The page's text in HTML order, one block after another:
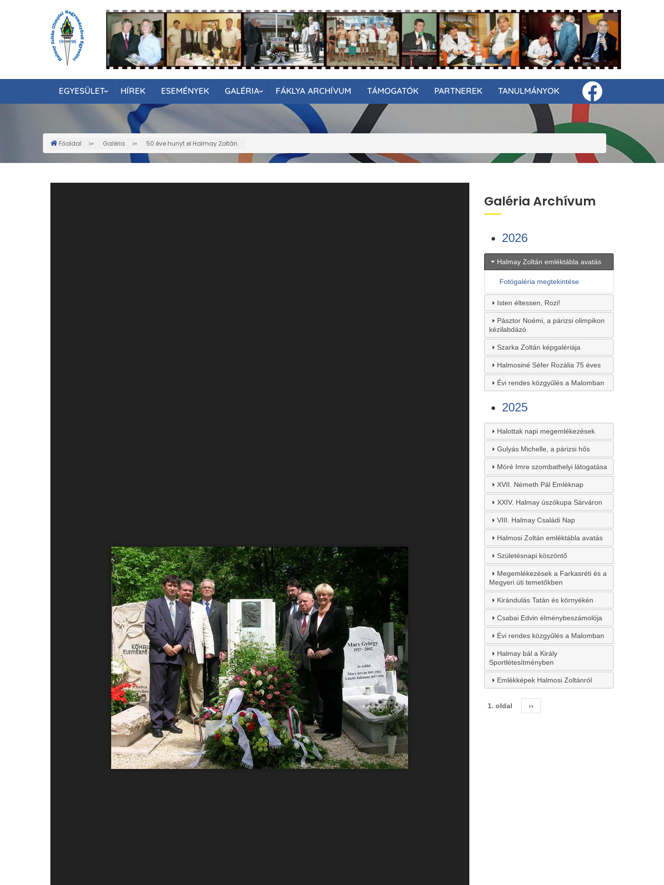
EGYESÜLET HÍREK ESEMÉNYEK GALÉRIA FÁKLYA ARCHÍVUM TÁMOGATÓK PARTNEREK TANULMÁNYOK
Morzsa
Főoldal Galéria 50 éve hunyt el Halmay Zoltán
Galéria Archívum
2026
Halmay Zoltán emléktábla avatás
Fotógaléria megtekintése
Isten éltessen, Rozi!
Pásztor Noémi, a párizsi olimpikon
kézilabdázó
Szarka Zoltán képgalériája
Halmosiné Séfer Rozália 75 éves
Évi rendes közgyűlés a Malomban
2025
Halottak napi megemlékezések
Gulyás Michelle, a párizsi hős
Móré Imre szombathelyi látogatása
XVII. Németh Pál Emléknap
XXIV. Halmay úszókupa Sárváron
VIII. Halmay Családi Nap
Halmosi Zoltán emléktábla avatás
Születésnapi köszöntő
Megemlékezések a Farkasréti és a
Megyeri úti temetőkben
Kirándulás Tatán és környékén
Csabai Edvin élménybeszámolója
Évi rendes közgyűlés a Malomban
Halmay bál a Király
Sportlétesítményben
Emlékképek Halmosi Zoltánról
Oldalszámozás
1. oldal
Következő
oldal
››